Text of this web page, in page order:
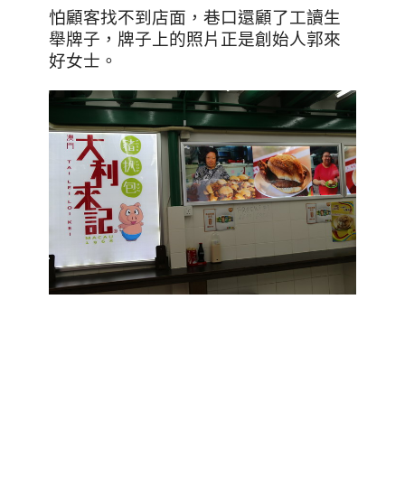
怕顧客找不到店面，巷口還顧了工讀生
舉牌子，牌子上的照片正是創始人郭來
好女士。